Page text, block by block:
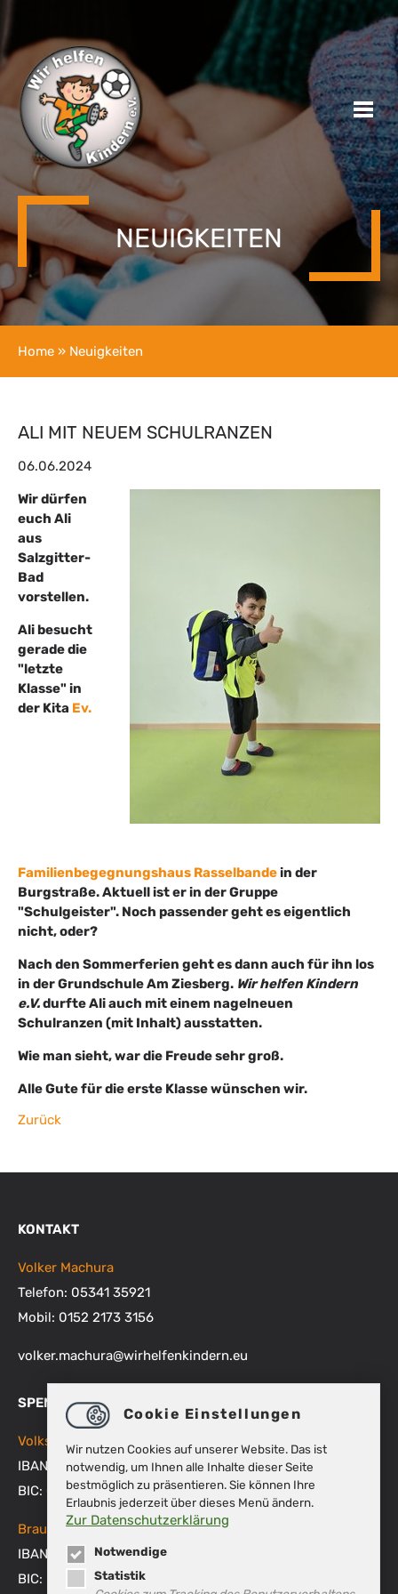
NEUIGKEITEN
Home » Neuigkeiten
ALI MIT NEUEM SCHULRANZEN
06.06.2024
Wir dürfen
euch Ali
aus
Salzgitter-
Bad
vorstellen.
Ali besucht
gerade die
"letzte
Klasse" in
der Kita Ev.
Familienbegegnungshaus Rasselbandein der
Burgstraße. Aktuell ist er in der Gruppe
"Schulgeister". Noch passender geht es eigentlich
nicht, oder?
Nach den Sommerferien geht es dann auch für ihn los
in der Grundschule Am Ziesberg. Wir helfen Kindern
e.V.durfte Ali auch mit einem nagelneuen
Schulranzen (mit Inhalt) ausstatten.
Wie man sieht, war die Freude sehr groß.
Alle Gute für die erste Klasse wünschen wir.
Zurück
KONTAKT
Volker Machura
Telefon: 05341 35921
Mobil: 0152 2173 3156
volker.machura@wirhelfenkindern.eu
SPENDENKONTEN
Volksbank BRAWO
IBAN: DE48 2699 1066 1512 9270 00
BIC: GENODEF1WOB
Braunschweigische Landessparkasse
IBAN: DE53 2505 0000 0151 8007 45
BIC: NOLADE2HXXX
Cookie Einstellungen
Wir nutzen Cookies auf unserer Website. Das ist
notwendig, um Ihnen alle Inhalte dieser Seite
bestmöglich zu präsentieren. Sie können Ihre
Erlaubnis jederzeit über dieses Menü ändern.
Zur Datenschutzerklärung
Notwendige
Statistik